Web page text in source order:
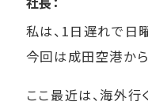
私は、1日遅れで日
今回は成田空港から
ここ最近は、海外